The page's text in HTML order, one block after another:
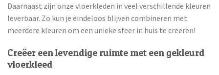
Daarnaast zijn onze vloerkleden in veel verschillende kleuren
leverbaar. Zo kun je eindeloos blijven combineren met
meerdere kleuren om een unieke sfeer in huis te creëren!
Creëer een levendige ruimte met een gekleurd
vloerkleed